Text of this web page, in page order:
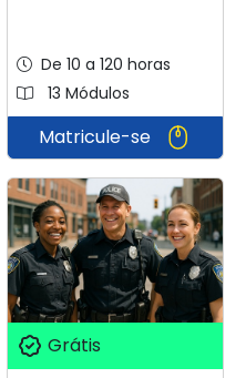
De 10 a 120 horas
13 Módulos
Matricule-se
Grátis